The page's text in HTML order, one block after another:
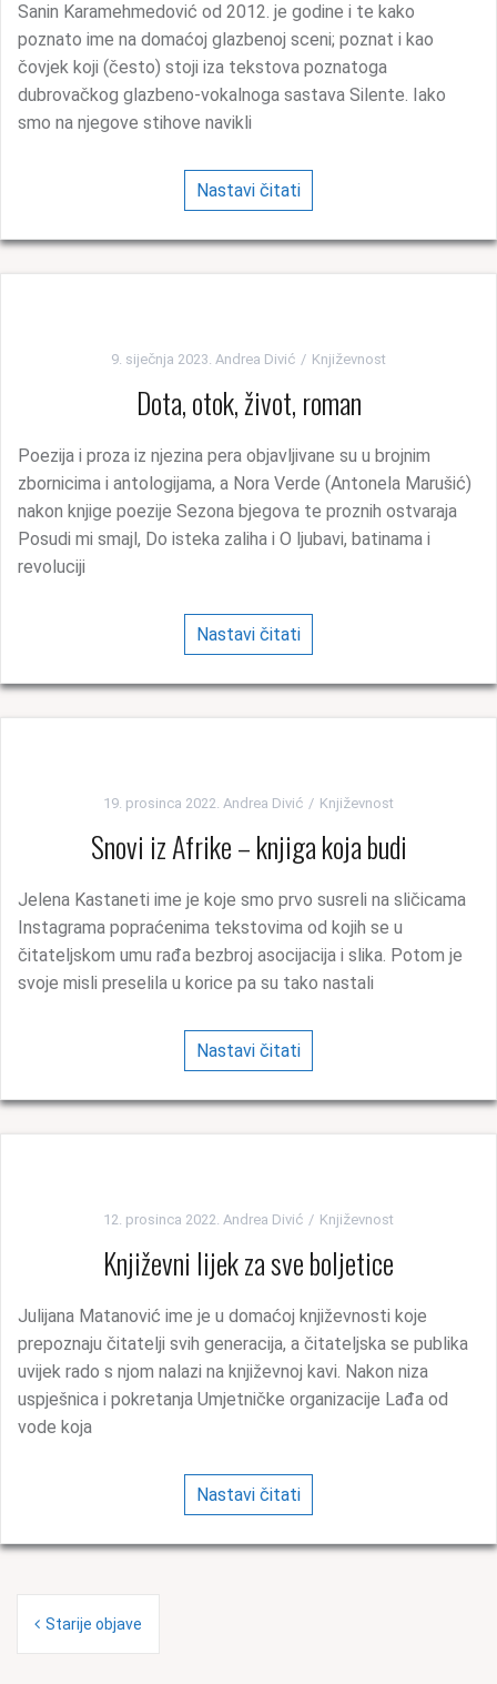
Sanin Karamehmedović od 2012. je godine i te kako
poznato ime na domaćoj glazbenoj sceni; poznat i kao
čovjek koji (često) stoji iza tekstova poznatoga
dubrovačkog glazbeno-vokalnoga sastava Silente. Iako
smo na njegove stihove navikli
Nastavi čitati
9. siječnja 2023. Andrea Divić Književnost
Dota, otok, život, roman
Poezija i proza iz njezina pera objavljivane su u brojnim
zbornicima i antologijama, a Nora Verde (Antonela Marušić)
nakon knjige poezije Sezona bjegova te proznih ostvaraja
Posudi mi smajl, Do isteka zaliha i O ljubavi, batinama i
revoluciji
Nastavi čitati
19. prosinca 2022. Andrea Divić Književnost
Snovi iz Afrike – knjiga koja budi
Jelena Kastaneti ime je koje smo prvo susreli na sličicama
Instagrama popraćenima tekstovima od kojih se u
čitateljskom umu rađa bezbroj asocijacija i slika. Potom je
svoje misli preselila u korice pa su tako nastali
Nastavi čitati
12. prosinca 2022. Andrea Divić Književnost
Književni lijek za sve boljetice
Julijana Matanović ime je u domaćoj književnosti koje
prepoznaju čitatelji svih generacija, a čitateljska se publika
uvijek rado s njom nalazi na književnoj kavi. Nakon niza
uspješnica i pokretanja Umjetničke organizacije Lađa od
vode koja
Nastavi čitati
Starije objave